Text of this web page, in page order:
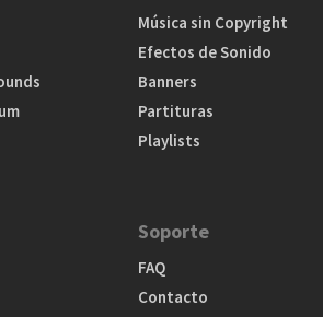
Música sin Copyright
Efectos de Sonido
Banners
Partituras
Playlists
Soporte
FAQ
Contacto